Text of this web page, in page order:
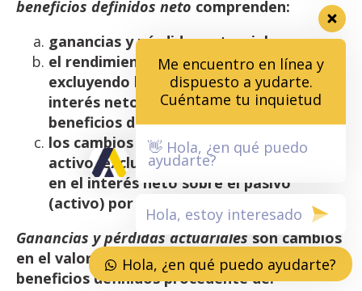
beneficios definidos neto comprenden:
ganancias y pérdidas actuariales;
el rendimiento de los activos del plan,
excluyendo los importes incluidos en el
interés neto
sobre el pasivo (activo) por
beneficios definidos neto; y
los cambios en el efecto del techo del
activo, excluyendo los importes incluidos
en el interés neto sobre el pasivo
(activo) por
neto.
Ganancias y pérdidas actuariales son cambios
en el valor presente de la obligación por
beneficios definidos procedente de:
Me encuentro en línea y
dispuesto a yudarte.
Cuéntame tu inquietud
👋 Hola, ¿en qué puedo
ayudarte?
Hola, ¿en qué puedo ayudarte?